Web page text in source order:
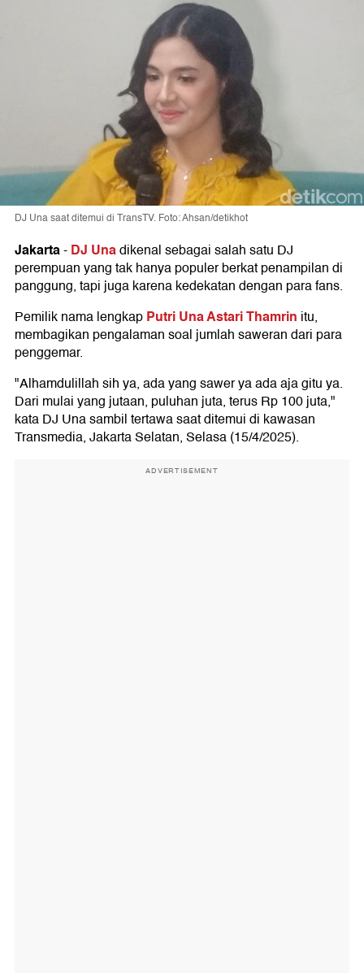
DJ Una saat ditemui di TransTV. Foto: Ahsan/detikhot
Jakarta-DJ Unadikenal sebagai salah satu DJ
perempuan yang tak hanya populer berkat penampilan di
panggung, tapi juga karena kedekatan dengan para fans.
Pemilik nama lengkapPutri Una Astari Thamrin itu,
membagikan pengalaman soal jumlah saweran dari para
penggemar.
"Alhamdulillah sih ya, ada yang sawer ya ada aja gitu ya.
Dari mulai yang jutaan, puluhan juta, terus Rp 100 juta,"
kata DJ Una sambil tertawa saat ditemui di kawasan
Transmedia, Jakarta Selatan, Selasa (15/4/2025).
ADVERTISEMENT